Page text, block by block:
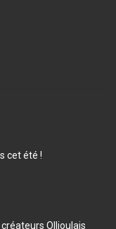
cet été !
Ollioulais